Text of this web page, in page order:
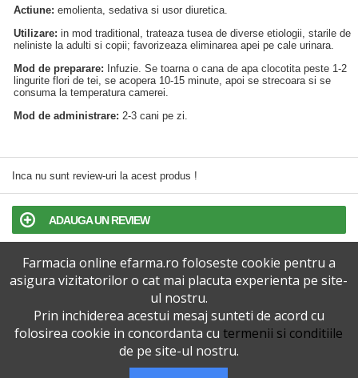
Actiune: emolienta, sedativa si usor diuretica.
Utilizare: in mod traditional, trateaza tusea de diverse etiologii, starile de
neliniste la adulti si copii; favorizeaza eliminarea apei pe cale urinara.
Mod de preparare: Infuzie. Se toarna o cana de apa clocotita peste 1-2
lingurite flori de tei, se acopera 10-15 minute, apoi se strecoara si se
consuma la temperatura camerei.
Mod de administrare: 2-3 cani pe zi.
Inca nu sunt review-uri la acest produs !
ADAUGA UN REVIEW
TERMENI SI CONDITII
POLITICA DE CONFIDENTIALITATE
VERSIUNEA DESKTOP
Farmacia online efarma.ro foloseste cookie pentru a
asigura vizitatorilor o cat mai placuta experienta pe site-
ul nostru.
Prin inchiderea acestui mesaj sunteti de acord cu
folosirea cookie in concordanta cu termenii si conditiile
de pe site-ul nostru.